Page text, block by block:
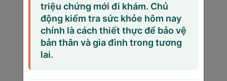
Phòng khám chuyên khoa: 900.000
- 1.300.000 VNĐ
Mammography 3D (tomosynthesis)
triệu chứng mới đi khám. Chủ
động kiểm tra sức khỏe hôm nay
chính là cách thiết thực để bảo vệ
bản thân và gia đình trong tương
lai.